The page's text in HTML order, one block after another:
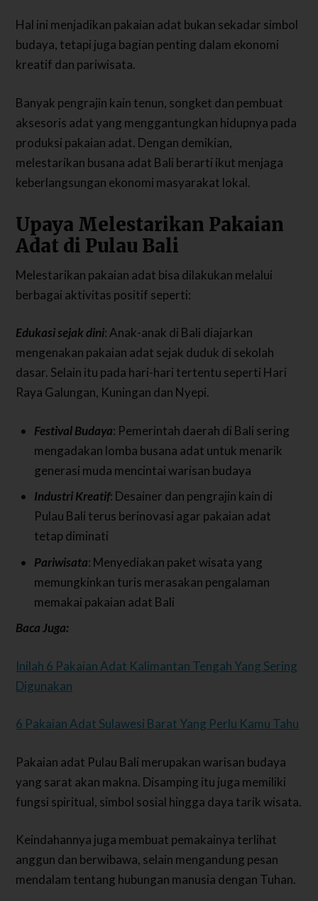
Hal ini menjadikan pakaian adat bukan sekadar simbol
budaya, tetapi juga bagian penting dalam ekonomi
kreatif dan pariwisata.
Banyak pengrajin kain tenun, songket dan pembuat
aksesoris adat yang menggantungkan hidupnya pada
produksi pakaian adat. Dengan demikian,
melestarikan busana adat Bali berarti ikut menjaga
keberlangsungan ekonomi masyarakat lokal.
Upaya Melestarikan Pakaian
Adat di Pulau Bali
Melestarikan pakaian adat bisa dilakukan melalui
berbagai aktivitas positif seperti:
Edukasi sejak dini: Anak-anak di Bali diajarkan
mengenakan pakaian adat sejak duduk di sekolah
dasar. Selain itu pada hari-hari tertentu seperti Hari
Raya Galungan, Kuningan dan Nyepi.
Festival Budaya: Pemerintah daerah di Bali sering
mengadakan lomba busana adat untuk menarik
generasi muda mencintai warisan budaya
Industri Kreatif: Desainer dan pengrajin kain di
Pulau Bali terus berinovasi agar pakaian adat
tetap diminati
Pariwisata: Menyediakan paket wisata yang
memungkinkan turis merasakan pengalaman
memakai pakaian adat Bali
Baca Juga:
Inilah 6 Pakaian Adat Kalimantan Tengah Yang Sering
Digunakan
6 Pakaian Adat Sulawesi Barat Yang Perlu Kamu Tahu
Pakaian adat Pulau Bali merupakan warisan budaya
yang sarat akan makna. Disamping itu juga memiliki
fungsi spiritual, simbol sosial hingga daya tarik wisata.
Keindahannya juga membuat pemakainya terlihat
anggun dan berwibawa, selain mengandung pesan
mendalam tentang hubungan manusia dengan Tuhan.